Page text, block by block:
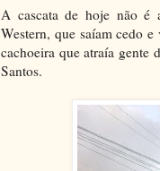
A cascata de hoje não é
Western, que saíam cedo
cachoeira que atraía gente
Santos.